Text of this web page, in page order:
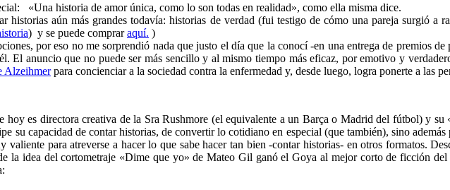
«Una historia de amor única, como lo son todas en realidad», como ella misma dice.
historias aún más grandes todavía: historias de verdad (fui testigo de cómo una pareja surgió a
) y se puede compraraquí. )
por eso no me sorprendió nada que justo el día que la conocí -en una entrega de premios
El anuncio que no puede ser más sencillo y al mismo tiempo más eficaz, por emotivo y
Alzeihmerpara concienciar a la sociedad contra la enfermedad y, desde luego, logra ponerte a las
es directora creativa de la Sra Rushmore (el equivalente a un Barça o Madrid del fútbol) y su
su capacidad de contar historias, de convertir lo cotidiano en especial (que también), sino
valiente para atreverse a hacer lo que sabe hacer tan bien -contar historias- en otros formatos.
la idea del cortometraje «Dime que yo» de Mateo Gil ganó el Goya al mejor corto de ficción